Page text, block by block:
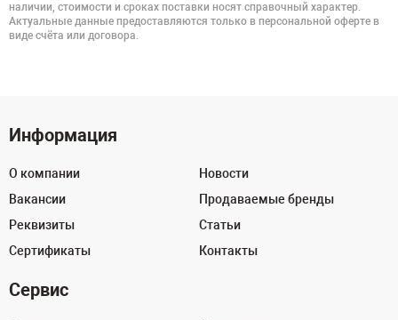
наличии, стоимости и сроках поставки носят справочный характер.
Актуальные данные предоставляются только в персональной оферте в
виде счёта или договора.
Информация
О компании
Вакансии
Реквизиты
Сертификаты
Новости
Продаваемые бренды
Статьи
Контакты
Сервис